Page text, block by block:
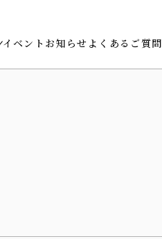
イベント お知らせ よくあるご質問